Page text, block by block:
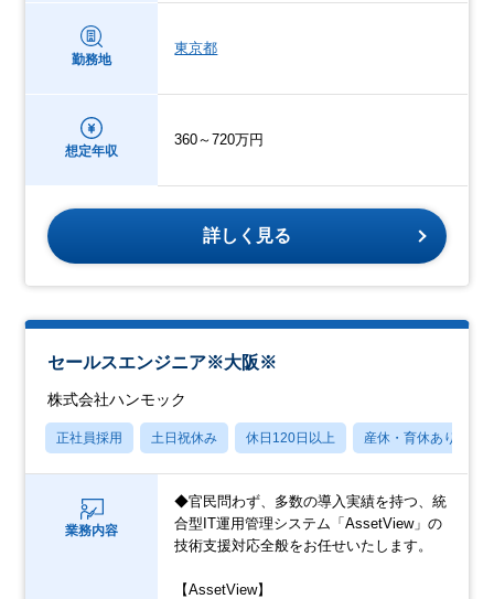
勤務地
東京都
想定年収
360～720万円
詳しく見る
セールスエンジニア※大阪※
株式会社ハンモック
正社員採用 土日祝休み 休日120日以上 産休・育休あり
業務内容
◆官民問わず、多数の導入実績を持つ、統
合型IT運用管理システム「AssetView」の
技術支援対応全般をお任せいたします。
【AssetView】